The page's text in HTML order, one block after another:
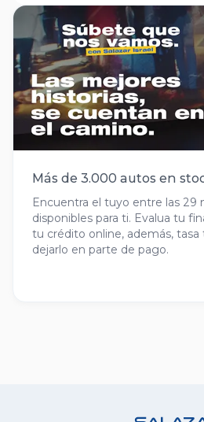
Más de 3.000 autos en
Encuentra el tuyo entre las 29
disponibles para ti. Evalua tu
tu crédito online, además,
dejarlo en parte de pago.